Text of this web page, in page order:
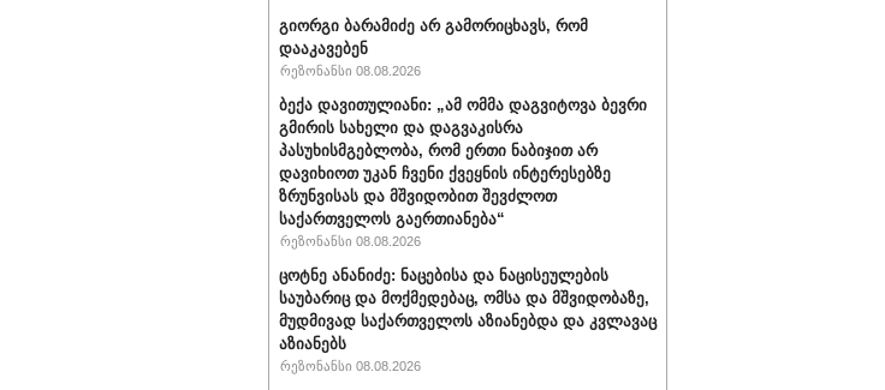
გიორგი ბარამიძე არ გამორიცხავს, რომ
დააკავებენ
რეზონანსი 08.08.2026
ბექა დავითულიანი: „ამ ომმა დაგვიტოვა ბევრი
გმირის სახელი და დაგვაკისრა
პასუხისმგებლობა, რომ ერთი ნაბიჯით არ
დავიხიოთ უკან ჩვენი ქვეყნის ინტერესებზე
ზრუნვისას და მშვიდობით შევძლოთ
საქართველოს გაერთიანება“
რეზონანსი 08.08.2026
ცოტნე ანანიძე: ნაცებისა და ნაცისეულების
საუბარიც და მოქმედებაც, ომსა და მშვიდობაზე,
მუდმივად საქართველოს აზიანებდა და კვლავაც
აზიანებს
რეზონანსი 08.08.2026